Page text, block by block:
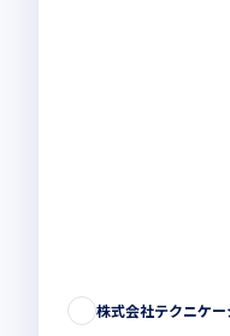
株式会社テクニケ